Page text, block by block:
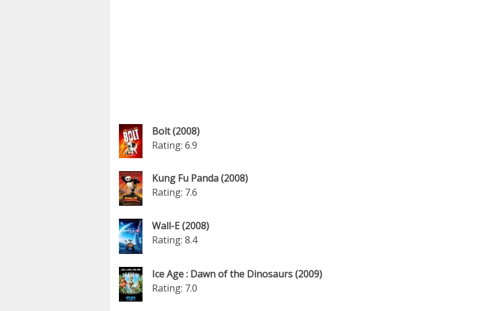
Bolt (2008)
Rating: 6.9
Kung Fu Panda (2008)
Rating: 7.6
Wall-E (2008)
Rating: 8.4
Ice Age : Dawn of the Dinosaurs (2009)
Rating: 7.0